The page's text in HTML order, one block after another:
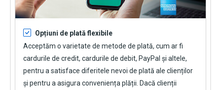
Opțiuni de plată flexibile
Acceptăm o varietate de metode de plată, cum ar fi
cardurile de credit, cardurile de debit, PayPal și altele,
pentru a satisface diferitele nevoi de plată ale clienților
și pentru a asigura conveniența plății. Dacă clienții